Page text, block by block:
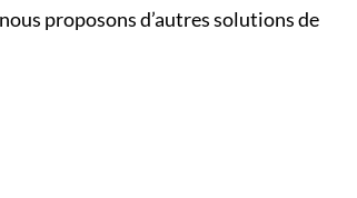
proposons d’autres solutions de